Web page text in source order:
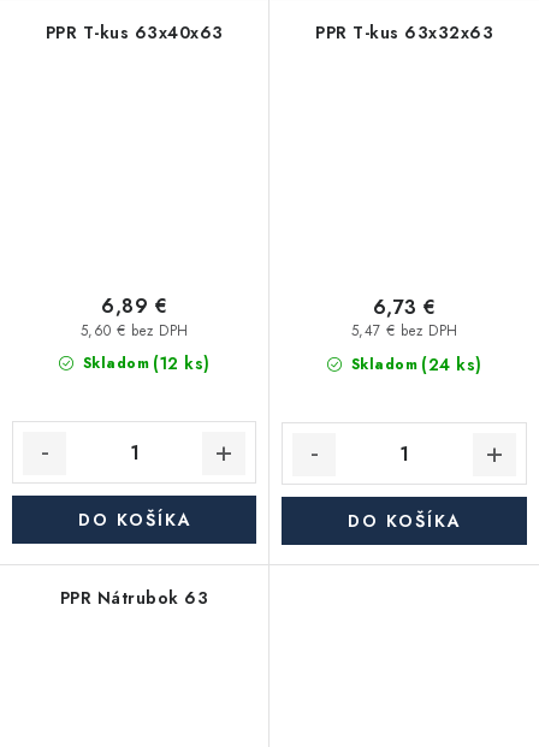
PPR T-kus 63x40x63
Skladom (12 ks)
5,60 € bez DPH
6,89 €
DO KOŠÍKA
PPR T-kus 63x32x63
Skladom (24 ks)
5,47 € bez DPH
6,73 €
DO KOŠÍKA
PPR Nátrubok 63